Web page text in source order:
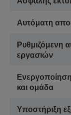
Αυτόματη
Ρυθμιζόμενη
εργασιών
και ομάδα
Υποστήριξη